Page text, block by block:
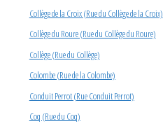
Collège de la Croix (Rue du Collège de la Croix)
Collège du Roure (Rue du Collège du Roure)
Collège (Rue du Collège)
Colombe (Rue de la Colombe)
Conduit Perrot (Rue Conduit Perrot)
Coq (Rue du Coq)